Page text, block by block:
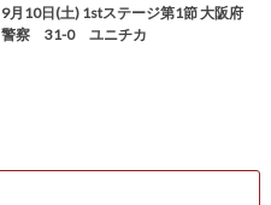
9月10日(土) 1stステージ第1節 大阪府
警察 31-0 ユニチカ